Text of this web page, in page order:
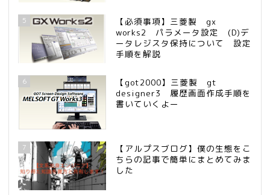
5
【必須事項】三菱製 gx
works2 パラメータ設定 (D)デ
ータレジスタ保持について 設定
手順を解説
6
【got2000】三菱製 gt
designer3 履歴画面作成手順を
書いていくよー
7
【アルプスブログ】僕の生態をこ
ちらの記事で簡単にまとめてみま
した